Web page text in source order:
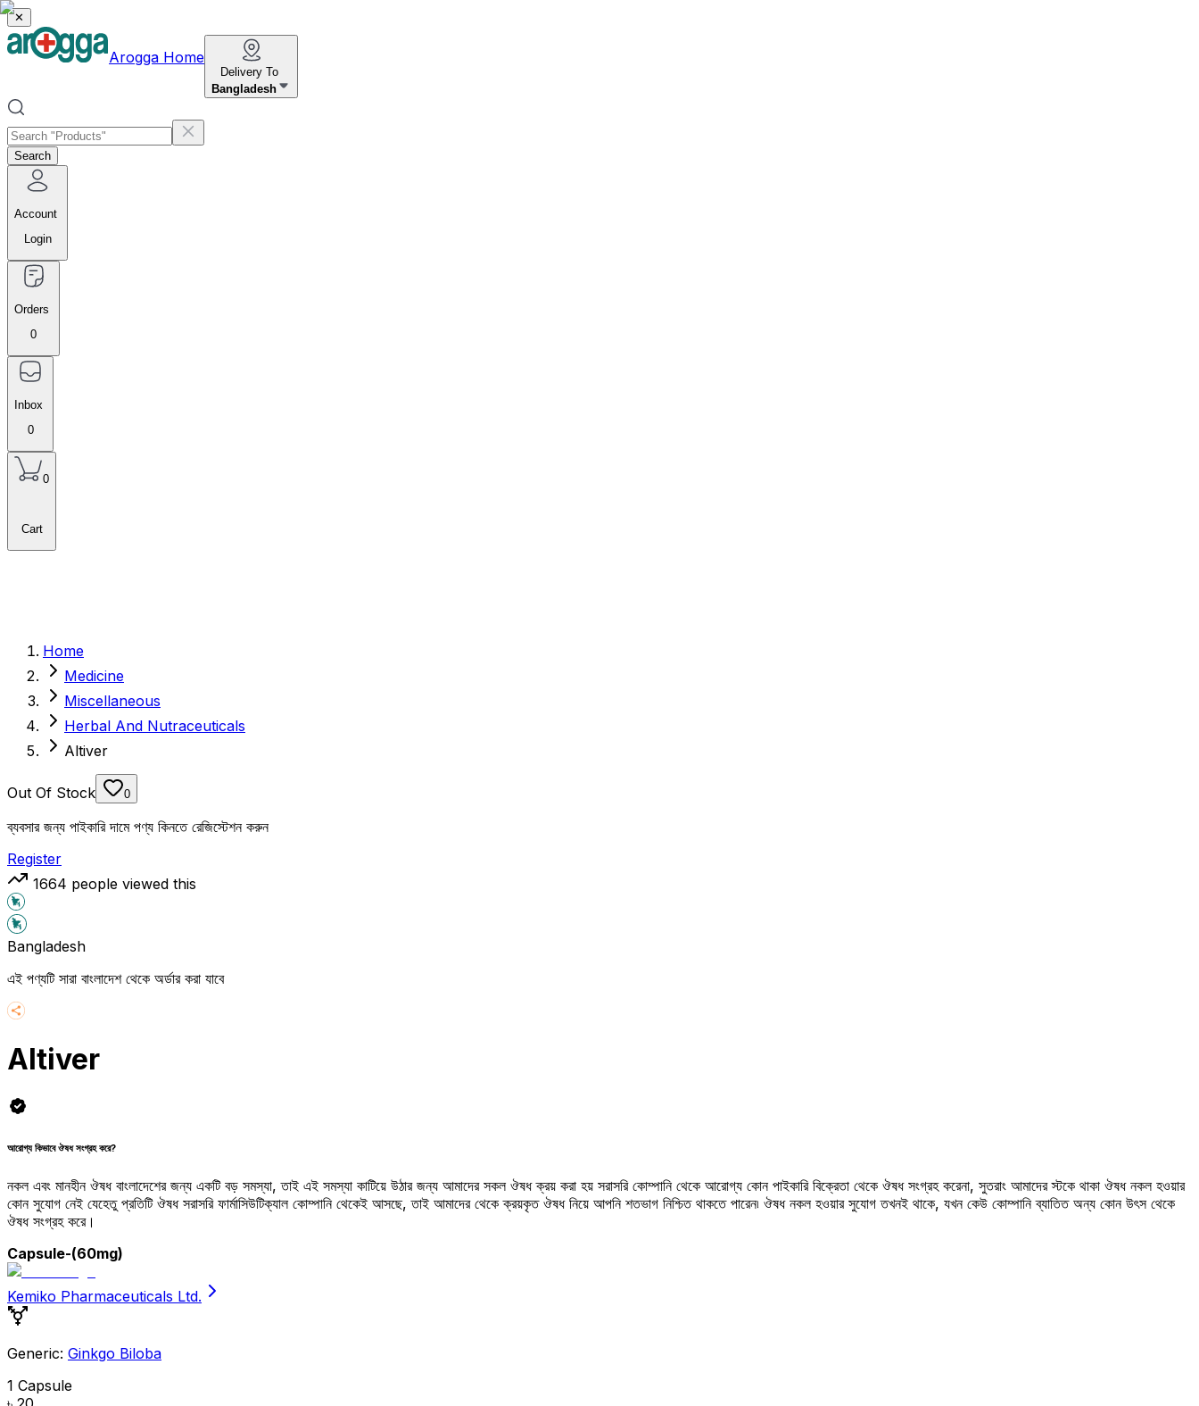
✕
Arogga Home
Delivery To
Bangladesh
Search
Account
Login
Orders
0
Inbox
0
0
Cart
Home
Medicine
Miscellaneous
Herbal And Nutraceuticals
Altiver
Out Of Stock 0
ব্যবসার জন্য পাইকারি দামে পণ্য কিনতে রেজিস্টেশন করুন
Register
1664 people viewed this
Bangladesh
এই পণ্যটি সারা বাংলাদেশ থেকে অর্ডার করা যাবে
Altiver
আরোগ্য কিভাবে ঔষধ সংগ্রহ করে?
নকল এবং মানহীন ঔষধ বাংলাদেশের জন্য একটি বড় সমস্যা, তাই এই সমস্যা কাটিয়ে উঠার জন্য আমাদের সকল ঔষধ ক্রয় করা হয় সরাসরি কোম্পানি থেকে আরোগ্য কোন পাইকারি বিক্রেতা থেকে ঔষধ সংগ্রহ করেনা, সুতরাং আমাদের স্টকে থাকা ঔষধ নকল হওয়ার
কোন সুযোগ নেই যেহেতু প্রতিটি ঔষধ সরাসরি ফার্মাসিউটিক্যাল কোম্পানি থেকেই আসছে, তাই আমাদের থেকে ক্রয়কৃত ঔষধ নিয়ে আপনি শতভাগ নিশ্চিত থাকতে পারেন৷ ঔষধ নকল হওয়ার সুযোগ তখনই থাকে, যখন কেউ কোম্পানি ব্যাতিত অন্য কোন উৎস থেকে
ঔষধ সংগ্রহ করে।
Capsule-(60mg)
Kemiko Pharmaceuticals Ltd.
Generic: Ginkgo Biloba
1 Capsule